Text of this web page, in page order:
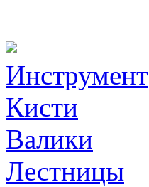
Инструмент
Кисти
Валики
Лестницы